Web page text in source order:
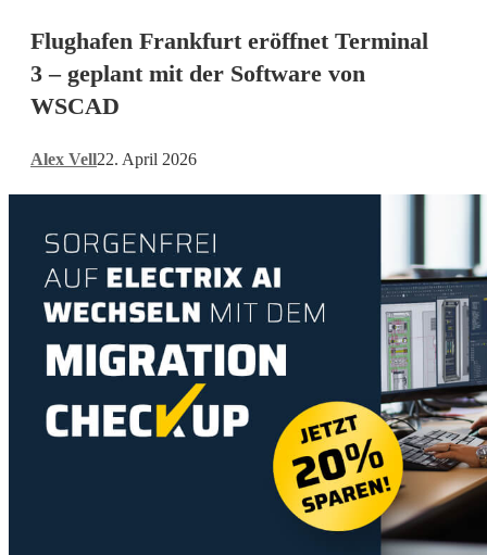
Terminal
geplant
Software
WSCAD
Flughafen Frankfurt eröffnet Terminal
3 – geplant mit der Software von
WSCAD
Alex Vell22. April 2026